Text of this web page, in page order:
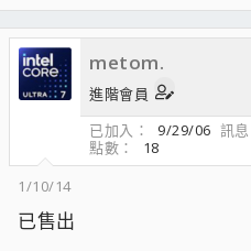
metom.
進階會員
已加入
9/29/06 訊息
點數
18
1/10/14
已售出